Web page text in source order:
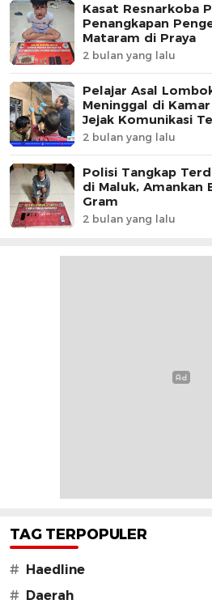
Kasat Resnarkoba
Penangkapan
Mataram di Praya
2 bulan yang lalu
Pelajar Asal
Meninggal di
Jejak Komunikasi
2 bulan yang lalu
Polisi Tangkap
di Maluk, Amankan
Gram
2 bulan yang lalu
TAG TERPOPULER
# Haedline
# Daerah